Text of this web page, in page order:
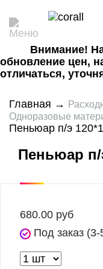
Внимание!
обновление цен,
отличаться,
Главная →
Одноразовые
Пеньюар п/э
Пеньюар п/
680.00 руб
Под заказ (3-